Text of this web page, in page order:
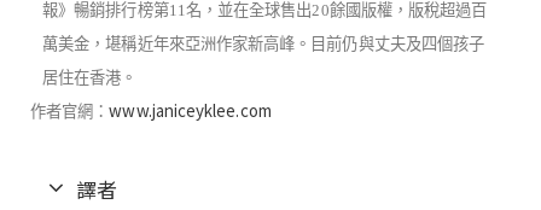
報》暢銷排行榜第11名，並在全球售出20餘國版權， 版稅超過百
萬美金，堪稱近年來亞洲作家新高峰。 目前仍與丈夫及四個孩子
居住在香港。
作者官網：www.janiceyklee.com
譯者